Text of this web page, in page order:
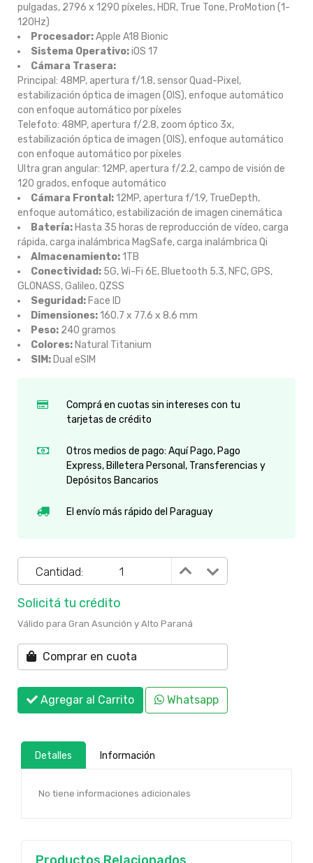
pulgadas, 2796 x 1290 píxeles, HDR, True Tone, ProMotion (1-
120Hz)
Procesador:Apple A18 Bionic
Sistema Operativo:iOS 17
Cámara Trasera:
Principal: 48MP, apertura f/1.8, sensor Quad-Pixel,
estabilización óptica de imagen (OIS), enfoque automático
con enfoque automático por píxeles
Telefoto: 48MP, apertura f/2.8, zoom óptico 3x,
estabilización óptica de imagen (OIS), enfoque automático
con enfoque automático por píxeles
Ultra gran angular: 12MP, apertura f/2.2, campo de visión de
120 grados, enfoque automático
Cámara Frontal:12MP, apertura f/1.9, TrueDepth,
enfoque automático, estabilización de imagen cinemática
Batería: Hasta 35 horas de reproducción de vídeo, carga
rápida, carga inalámbrica MagSafe, carga inalámbrica Qi
Almacenamiento:1TB
Conectividad: 5G, Wi-Fi 6E, Bluetooth 5.3, NFC, GPS,
GLONASS, Galileo, QZSS
Seguridad: Face ID
Dimensiones:160.7 x 77.6 x 8.6 mm
Peso: 240 gramos
Colores: Natural Titanium
SIM: Dual eSIM
Comprá en cuotas sin intereses con tu
tarjetas de crédito
Otros medios de pago: Aquí Pago, Pago
Express, Billetera Personal, Transferencias y
Depósitos Bancarios
El envío más rápido del Paraguay
Cantidad:
Solicitá tu crédito
Válido para Gran Asunción y Alto Paraná
Comprar en cuota
Agregar al Carrito Whatsapp
Detalles Información
No tiene informaciones adicionales
Productos Relacionados